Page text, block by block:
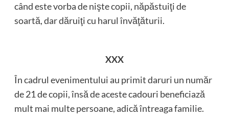
când este vorba de nişte copii, năpăstuiţi de
soartă, dar dăruiţi cu harul învăţăturii.
XXX
În cadrul evenimentului au primit daruri un număr
de 21 de copii, însă de aceste cadouri beneficiază
mult mai multe persoane, adică întreaga familie.